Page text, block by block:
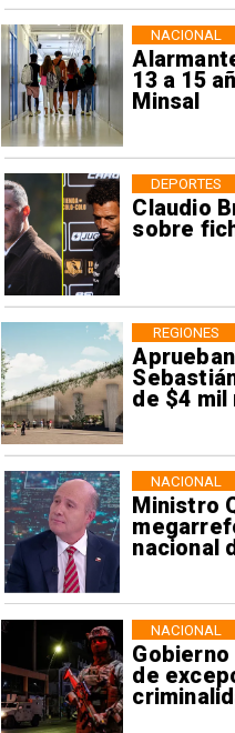
13 a 15
Minsal
NACIONAL
Claudio
sobre
DEPORTES
de $4 mil
REGIONES
Ministro
nacional
NACIONAL
de
NACIONAL